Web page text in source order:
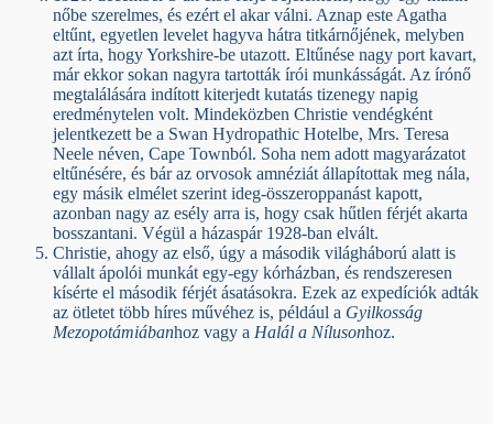
nőbe szerelmes, és ezért el akar válni. Aznap este Agatha
eltűnt, egyetlen levelet hagyva hátra titkárnőjének, melyben
azt írta, hogy Yorkshire-be utazott. Eltűnése nagy port kavart,
már ekkor sokan nagyra tartották írói munkásságát. Az írónő
megtalálására indított kiterjedt kutatás tizenegy napig
eredménytelen volt. Mindeközben Christie vendégként
jelentkezett be a Swan Hydropathic Hotelbe, Mrs. Teresa
Neele néven, Cape Townból. Soha nem adott magyarázatot
eltűnésére, és bár az orvosok amnéziát állapítottak meg nála,
egy másik elmélet szerint ideg-összeroppanást kapott,
azonban nagy az esély arra is, hogy csak hűtlen férjét akarta
bosszantani. Végül a házaspár 1928-ban elvált.
Christie, ahogy az első, úgy a második világháború alatt is
vállalt ápolói munkát egy-egy kórházban, és rendszeresen
kísérte el második férjét ásatásokra. Ezek az expedíciók adták
az ötletet több híres művéhez is, például a Gyilkosság
Mezopotámiábanhoz vagy a Halál a Nílusonhoz.